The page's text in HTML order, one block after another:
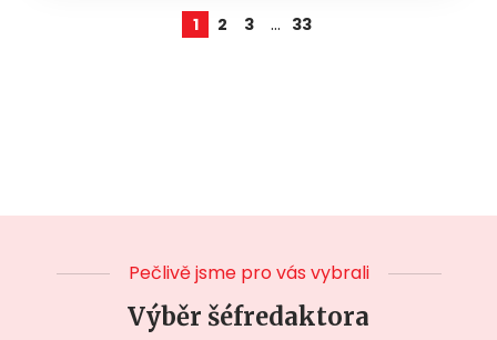
1 2 3 … 33
Pečlivě jsme pro vás vybrali
Výběr šéfredaktora